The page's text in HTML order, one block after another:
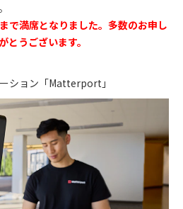
で満席となりました。多数のお申し
とうございます。
ション「Matterport」